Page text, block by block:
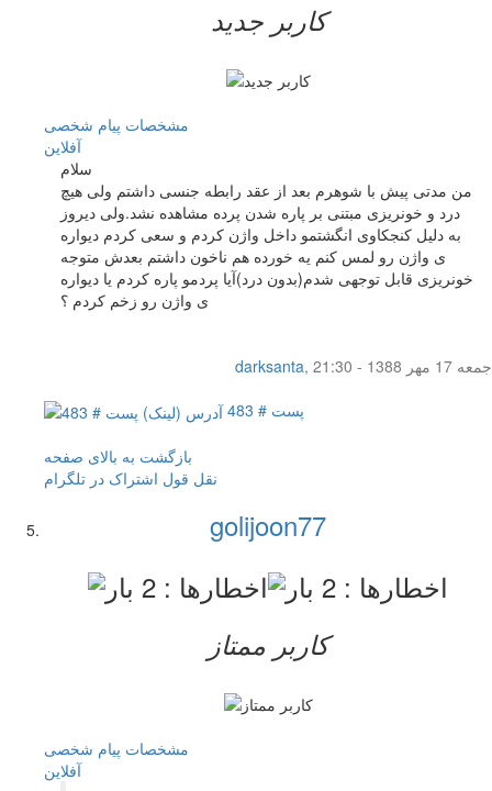
کاربر جدید
مشخصات پیام شخصی
آفلاين
سلام
من مدتی پیش با شوهرم بعد از عقد رابطه جنسی داشتم ولی هیچ
درد و خونریزی مبتنی بر پاره شدن پرده مشاهده نشد.ولی دیروز
به دلیل کنجکاوی انگشتمو داخل واژن کردم و سعی کردم دیواره
ی واژن رو لمس کنم یه خورده هم ناخون داشتم بعدش متوجه
خونریزی قابل توجهی شدم(بدون درد)آیا پردمو پاره کردم یا دیواره
ی واژن رو زخم کردم ؟
darksanta,
جمعه 17 مهر 1388 - 21:30
پست # 483
بازگشت به بالای صفحه
نقل قول اشتراک در تلگرام
golijoon77
کاربر ممتاز
مشخصات پیام شخصی
آفلاين